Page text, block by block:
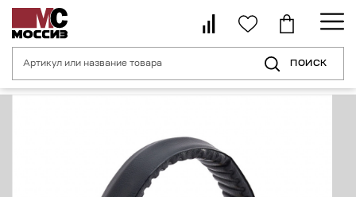
ПОИСК
Главная страница Средства индивидуальной защиты